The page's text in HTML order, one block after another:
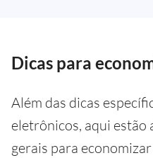
Dicas para
Além das dicas
eletrônicos, aqui estão
gerais para